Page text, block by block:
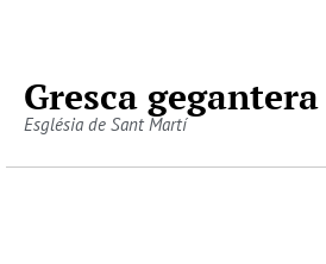
Gresca gegantera
Església de Sant Martí